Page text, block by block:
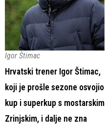
Igor Štimac
Hrvatski trener Igor Štimac,
koji je prošle sezone osvojio
kup i superkup s mostarskim
Zrinjskim, i dalje ne zna